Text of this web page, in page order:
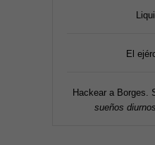
El
Hackear a Borges.
sueños diurnos